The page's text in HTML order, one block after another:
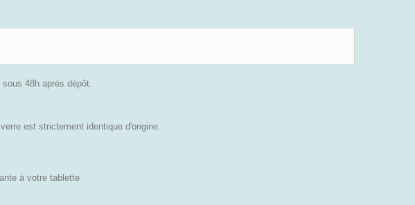
48h après dépôt.
est strictement identique d'origine.
à votre tablette